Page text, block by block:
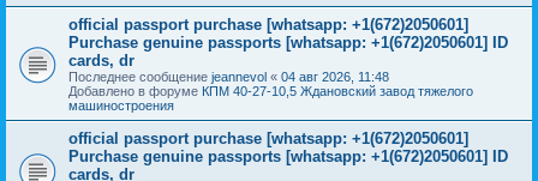
official passport purchase [whatsapp: +1(672)2050601]
Purchase genuine passports [whatsapp: +1(672)2050601] ID
cards, dr
Последнее сообщение jeannevol « 04 авг 2026, 11:48
Добавлено в форуме КПМ 40-27-10,5 Ждановский завод тяжелого
машиностроения
official passport purchase [whatsapp: +1(672)2050601]
Purchase genuine passports [whatsapp: +1(672)2050601] ID
cards, dr